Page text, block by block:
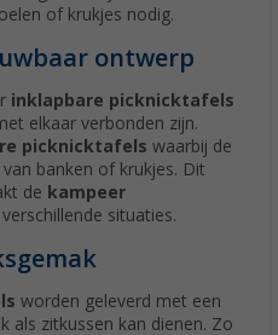
of krukjes nodig.
ontwerp
inklapbare picknicktafels
elkaar verbonden zijn.
picknicktafels waarbij de
banken of krukjes. Dit
de kampeer
situaties.
worden geleverd met een
als zitkussen kan dienen. Zo